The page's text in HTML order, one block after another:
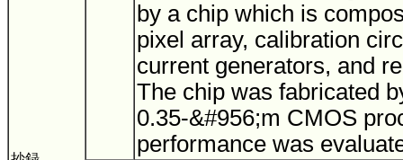
by a chip which is
pixel array, calibration
current generators, and
The chip was fabricated
0.35-&#956;m CMOS
performance was